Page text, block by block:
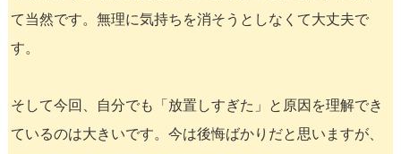
て当然です。無理に気持ちを消そうとしなくて大丈夫で
す。
そして今回、自分でも「放置しすぎた」と原因を理解でき
ているのは大きいです。今は後悔ばかりだと思いますが、